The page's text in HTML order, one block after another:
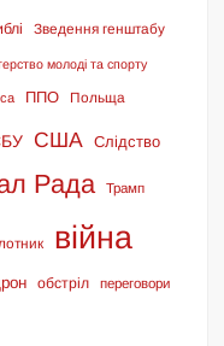
Зведення генштабу
молоді та спорту
ППО Польща
США Слідство
Рада Трамп
війна
обстріл переговори